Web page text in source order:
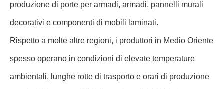
produzione di porte per armadi, armadi, pannelli murali
decorativi e componenti di mobili laminati.
Rispetto a molte altre regioni, i produttori in Medio Oriente
spesso operano in condizioni di elevate temperature
ambientali, lunghe rotte di trasporto e orari di produzione